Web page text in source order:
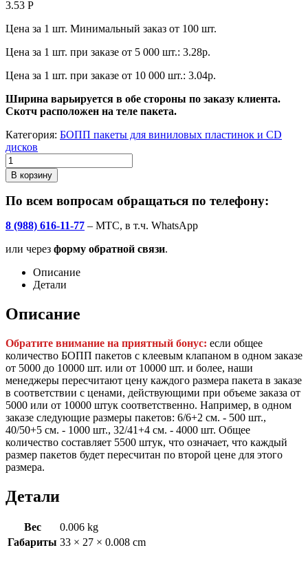
3.53 Р
Цена за 1 шт. Минимальный заказ от 100 шт.
Цена за 1 шт. при заказе от 5 000 шт.: 3.28р.
Цена за 1 шт. при заказе от 10 000 шт.: 3.04р.
Ширина варьируется в обе стороны по заказу клиента.
Скотч расположен на теле пакета.
Категория: БОПП пакеты для виниловых пластинок и CD
дисков
В корзину
По всем вопросам обращаться по телефону:
8 (988) 616-11-77 – МТС, в т.ч. WhatsApp
или через форму обратной связи.
Описание
Детали
Описание
Обратите внимание на приятный бонус: если общее
количество БОПП пакетов с клеевым клапаном в одном заказе
от 5000 до 10000 шт. или от 10000 шт. и более, наши
менеджеры пересчитают цену каждого размера пакета в заказе
в соответствии с ценами, действующими при объеме заказа от
5000 или от 10000 штук соответственно. Например, в одном
заказе следующие размеры пакетов: 6/6+2 см. - 500 шт.,
40/50+5 см. - 1000 шт., 32/41+4 см. - 4000 шт. Общее
количество составляет 5500 штук, что означает, что каждый
размер пакетов будет пересчитан по второй цене для этого
размера.
Детали
Вес
0.006 kg
Габариты 33 × 27 × 0.008 cm